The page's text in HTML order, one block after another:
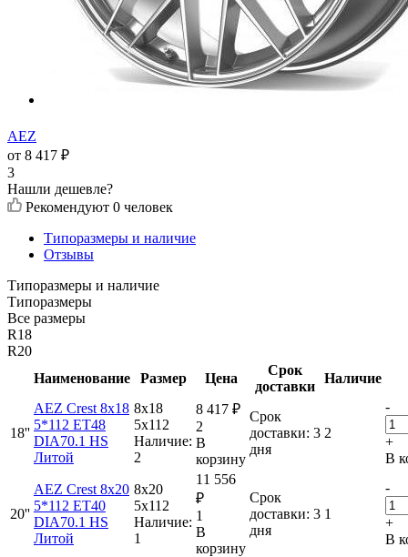
AEZ
от 8 417 ₽
3
Нашли дешевле?
Рекомендуют 0 человек
Типоразмеры и наличие
Отзывы
Типоразмеры и наличие
Типоразмеры
Все размеры
R18
R20
Наименование
Размер Цена
Срок
доставки
Наличие
18''
AEZ Crest 8x18
5*112 ET48
DIA70.1 HS
Литой
8x18
5x112
Наличие:
2
8 417 ₽
2
В
корзину
Срок
доставки: 3
дня
2
-
+
В
20''
AEZ Crest 8x20
5*112 ET40
DIA70.1 HS
Литой
8x20
5x112
Наличие:
1
11 556
₽
1
В
корзину
Срок
доставки: 3
дня
1
-
+
В